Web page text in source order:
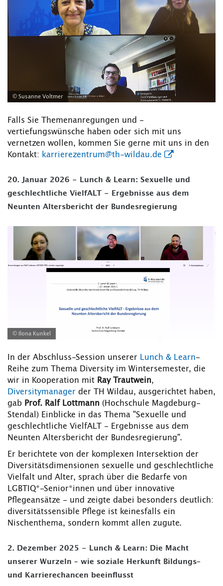
© Susanne Voltmer
Falls Sie Themenanregungen und -
vertiefungswünsche haben oder sich mit uns
vernetzen wollen, kommen Sie gerne mit uns in den
Kontakt: karrierezentrum@th-wildau.de
20. Januar 2026 - Lunch & Learn: Sexuelle und
geschlechtliche VielfALT - Ergebnisse aus dem
Neunten Altersbericht der Bundesregierung
© Ilona Kunkel
In der Abschluss-Session unserer Lunch & Learn-
Reihe zum Thema Diversity im Wintersemester, die
wir in Kooperation mit Ray Trautwein,
Diversitymanager der TH Wildau, ausgerichtet haben,
gab Prof. Ralf Lottmann (Hochschule Magdeburg-
Stendal) Einblicke in das Thema "Sexuelle und
geschlechtliche VielfALT - Ergebnisse aus dem
Neunten Altersbericht der Bundesregierung".
Er berichtete von der komplexen Intersektion der
Diversitätsdimensionen sexuelle und geschlechtliche
Vielfalt und Alter, sprach über die Bedarfe von
LGBTIQ*-Senior*innen und über innovative
Pflegeansätze - und zeigte dabei besonders deutlich:
diversitätssensible Pflege ist keinesfalls ein
Nischenthema, sondern kommt allen zugute.
2. Dezember 2025 - Lunch & Learn: Die Macht
unserer Wurzeln – wie soziale Herkunft Bildungs-
und Karrierechancen beeinflusst